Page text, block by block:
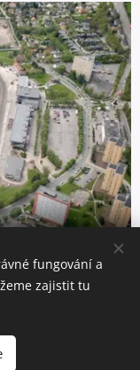
by Aleš Novák IT
fungování a
zajistit tu